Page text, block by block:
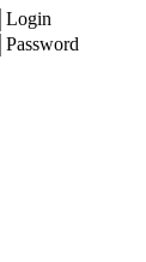
Login
Password